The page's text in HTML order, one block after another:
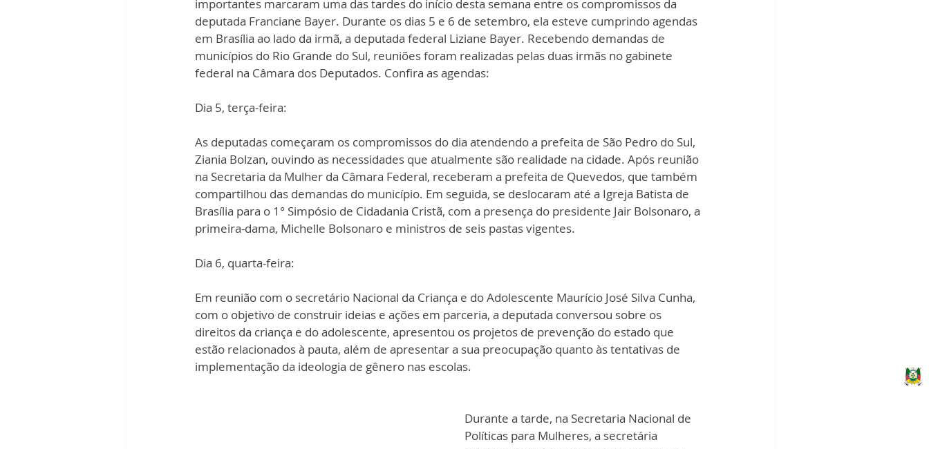
importantes marcaram uma das tardes do início desta semana entre os compromissos da
deputada Franciane Bayer. Durante os dias 5 e 6 de setembro, ela esteve cumprindo agendas
em Brasília ao lado da irmã, a deputada federal Liziane Bayer. Recebendo demandas de
municípios do Rio Grande do Sul, reuniões foram realizadas pelas duas irmãs no gabinete
federal na Câmara dos Deputados. Confira as agendas:
Dia 5, terça-feira:
As deputadas começaram os compromissos do dia atendendo a prefeita de São Pedro do Sul,
Ziania Bolzan, ouvindo as necessidades que atualmente são realidade na cidade. Após reunião
na Secretaria da Mulher da Câmara Federal, receberam a prefeita de Quevedos, que também
compartilhou das demandas do município. Em seguida, se deslocaram até a Igreja Batista de
Brasília para o 1° Simpósio de Cidadania Cristã, com a presença do presidente Jair Bolsonaro, a
primeira-dama, Michelle Bolsonaro e ministros de seis pastas vigentes.
Dia 6, quarta-feira:
Em reunião com o secretário Nacional da Criança e do Adolescente Maurício José Silva Cunha,
com o objetivo de construir ideias e ações em parceria, a deputada conversou sobre os
direitos da criança e do adolescente, apresentou os projetos de prevenção do estado que
estão relacionados à pauta, além de apresentar a sua preocupação quanto às tentativas de
implementação da ideologia de gênero nas escolas.
Durante a tarde, na Secretaria Nacional de
Políticas para Mulheres, a secretária